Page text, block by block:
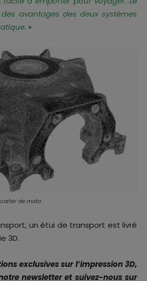
avantages des deux systèmes
»
de moto
un étui de transport est livré
3D.
exclusives sur l’impression 3D,
newsletter et suivez-nous sur